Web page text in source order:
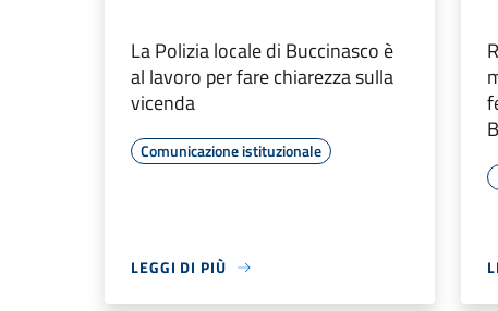
La Polizia locale di Buccinasco è
al lavoro per fare chiarezza sulla
vicenda
Comunicazione istituzionale
LEGGI DI PIÙ